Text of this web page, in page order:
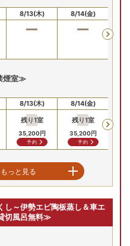
8/13(木) 8/14(金)
煙室≫
8/13(木)
残り1室
35,200円
予約
8/14(金)
残り1室
35,200円
予約
煙室≫
っと見る
し～伊勢エビ陶板蒸し＆車エ
切風呂無料≫